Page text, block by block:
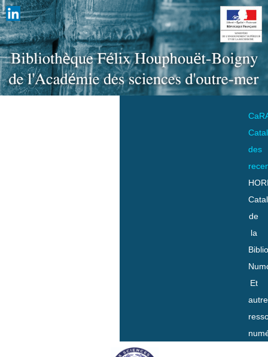
des
de
la
Et